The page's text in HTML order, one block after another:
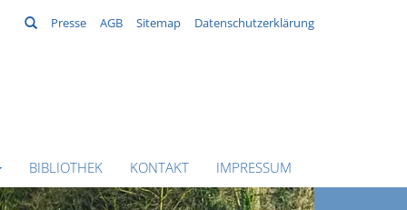
Suchen
Presse AGB Sitemap Datenschutzerklärung
BIBLIOTHEK KONTAKT IMPRESSUM